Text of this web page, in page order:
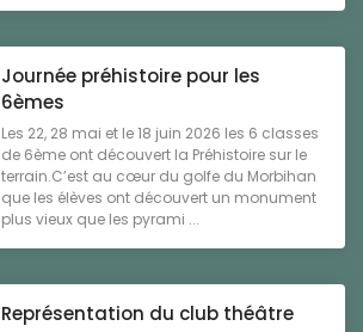
Journée préhistoire pour les
6èmes
Les 22, 28 mai et le 18 juin 2026 les 6 classes
de 6ème ont découvert la Préhistoire sur le
terrain.C’est au cœur du golfe du Morbihan
que les élèves ont découvert un monument
plus vieux que les pyrami ...
Représentation du club théâtre